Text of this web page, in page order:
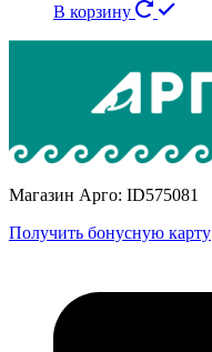
В корзину
Магазин Арго: ID575081
Получить бонусную карту